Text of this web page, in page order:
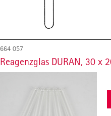
664 057
Reagenzglas DURAN, 30 x